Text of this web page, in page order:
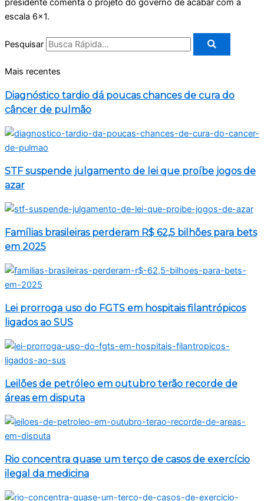
presidente comenta o projeto do governo de acabar com a
escala 6×1.
Pesquisar
Mais recentes
Diagnóstico tardio dá poucas chances de cura do
câncer de pulmão
STF suspende julgamento de lei que proíbe jogos de
azar
Famílias brasileiras perderam R$ 62,5 bilhões para bets
em 2025
Lei prorroga uso do FGTS em hospitais filantrópicos
ligados ao SUS
Leilões de petróleo em outubro terão recorde de
áreas em disputa
Rio concentra quase um terço de casos de exercício
ilegal da medicina